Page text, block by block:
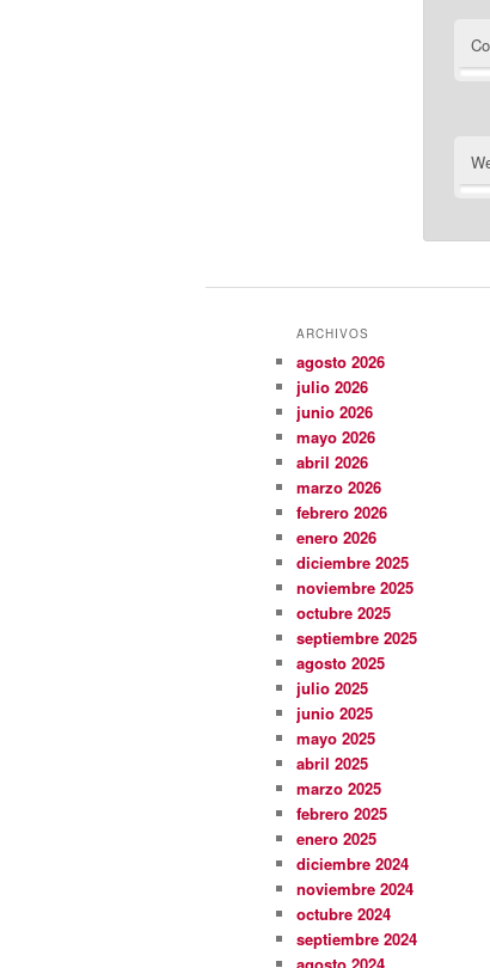
ARCHIVOS
agosto 2026
julio 2026
junio 2026
mayo 2026
abril 2026
marzo 2026
febrero 2026
enero 2026
diciembre 2025
noviembre 2025
octubre 2025
septiembre 2025
agosto 2025
julio 2025
junio 2025
mayo 2025
abril 2025
marzo 2025
febrero 2025
enero 2025
diciembre 2024
noviembre 2024
octubre 2024
septiembre 2024